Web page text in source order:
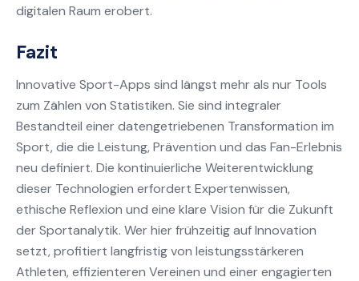
digitalen Raum erobert.
Fazit
Innovative Sport-Apps sind längst mehr als nur Tools
zum Zählen von Statistiken. Sie sind integraler
Bestandteil einer datengetriebenen Transformation im
Sport, die die Leistung, Prävention und das Fan-Erlebnis
neu definiert. Die kontinuierliche Weiterentwicklung
dieser Technologien erfordert Expertenwissen,
ethische Reflexion und eine klare Vision für die Zukunft
der Sportanalytik. Wer hier frühzeitig auf Innovation
setzt, profitiert langfristig von leistungsstärkeren
Athleten, effizienteren Vereinen und einer engagierten